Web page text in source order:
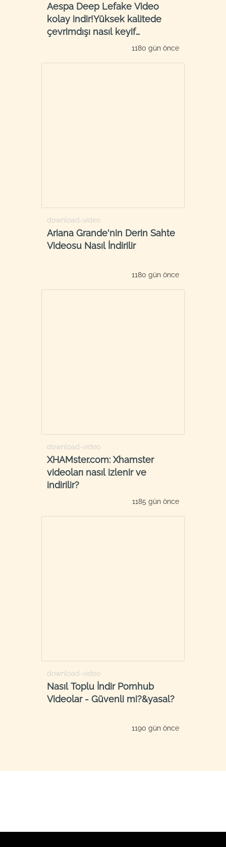
Aespa Deep Lefake Video
kolay indir!Yüksek kalitede
çevrimdışı nasıl keyif
1180 gün önce
download-video
Ariana Grande'nin Derin Sahte
Videosu Nasıl İndirilir
1180 gün önce
download-video
XHAMster.com: Xhamster
videoları nasıl izlenir ve
indirilir?
1185 gün önce
download-video
Nasıl Toplu İndir Pornhub
Videolar - Güvenli mi?&yasal?
1190 gün önce